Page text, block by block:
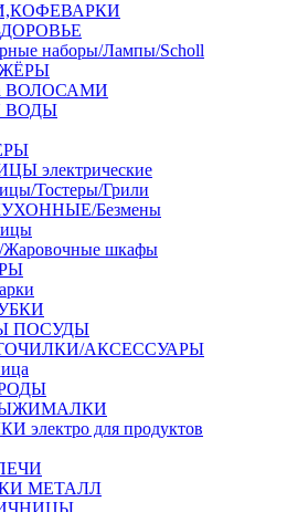
наборы/Лампы/Scholl
ВОЛОСАМИ
ВОДЫ
электрические
Тостеры/Грили
Безмены
Жаровочные шкафы
ПОСУДЫ
АКСЕССУАРЫ
электро для продуктов
МЕТАЛЛ